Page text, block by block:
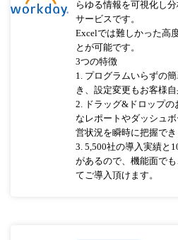
らゆる情報を可視化し
サービスです。
Excelでは難しかった高
とが可能です。
3つの特徴
1. プログラムいらずの
き、設定変更もお客様自
2. ドラッグ&ドロップ
なレポートやダッシュ
営状況を瞬時に把握でき
3. 5,500社の導入実績と
があるので、機能面で
てご導入頂けます。